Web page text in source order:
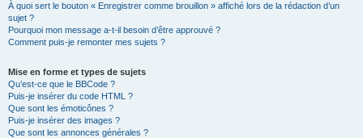
À quoi sert le bouton « Enregistrer comme brouillon » affiché lors de la rédaction d’un
sujet ?
Pourquoi mon message a-t-il besoin d’être approuvé ?
Comment puis-je remonter mes sujets ?
Mise en forme et types de sujets
Qu’est-ce que le BBCode ?
Puis-je insérer du code HTML ?
Que sont les émoticônes ?
Puis-je insérer des images ?
Que sont les annonces générales ?